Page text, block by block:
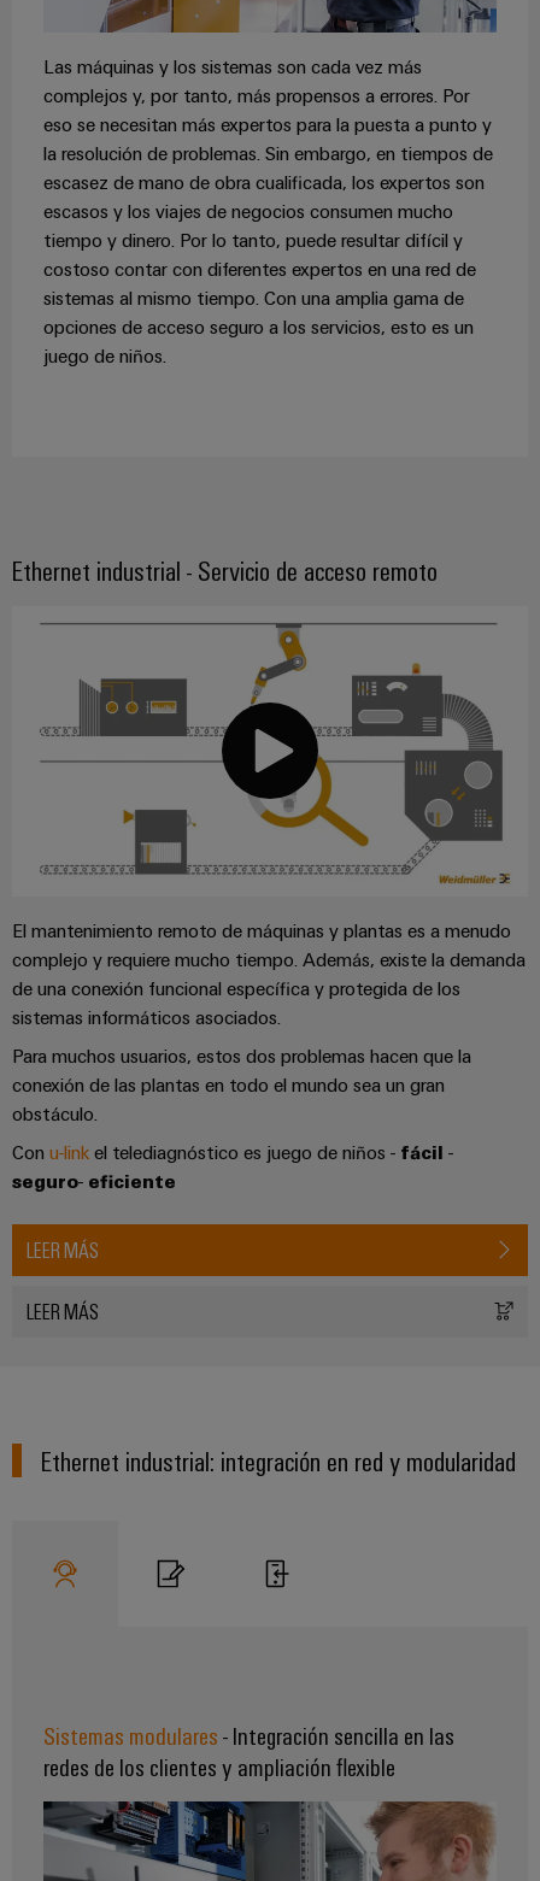
Las máquinas y los sistemas son cada vez más
complejos y, por tanto, más propensos a errores. Por
eso se necesitan más expertos para la puesta a punto y
la resolución de problemas. Sin embargo, en tiempos de
escasez de mano de obra cualificada, los expertos son
escasos y los viajes de negocios consumen mucho
tiempo y dinero. Por lo tanto, puede resultar difícil y
costoso contar con diferentes expertos en una red de
sistemas al mismo tiempo. Con una amplia gama de
opciones de acceso seguro a los servicios, esto es un
juego de niños.
Ethernet industrial - Servicio de acceso remoto
El mantenimiento remoto de máquinas y plantas es a menudo
complejo y requiere mucho tiempo. Además, existe la demanda
de una conexión funcional específica y protegida de los
sistemas informáticos asociados.
Para muchos usuarios, estos dos problemas hacen que la
conexión de las plantas en todo el mundo sea un gran
obstáculo.
Con u-link el telediagnóstico es juego de niños - fácil -
seguro- eficiente
LEER MÁS
LEER MÁS
Ethernet industrial: integración en red y modularidad
Sistemas modulares- Integración sencilla en las
redes de los clientes y ampliación flexible